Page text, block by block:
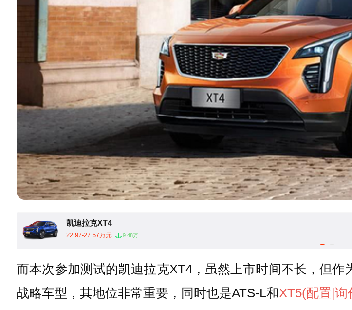
凯迪拉克XT4
22.97-27.57万元 9.48万
而本次参加测试的凯迪拉克XT4，虽然上市时间不长，但
战略车型，其地位非常重要，同时也是ATS-L和XT5(配置 |